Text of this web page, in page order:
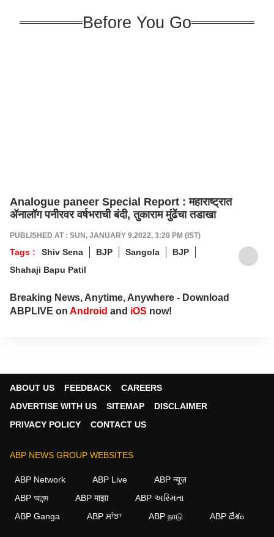
Before You Go
Analogue paneer Special Report : महाराष्ट्रात
ॲनालॉग पनीरवर वर्षभराची बंदी, तुकाराम मुंढेंचा तडाखा
PUBLISHED AT : SUN, JANUARY 9,2022, 3:20 PM (IST)
Tags : Shiv Sena BJP Sangola
BJP
Shahaji Bapu Patil
Breaking News, Anytime, Anywhere - Download
ABPLIVE on Android and iOS now!
ABOUT US FEEDBACK
CAREERS
ADVERTISE WITH US
SITEMAP
DISCLAIMER
PRIVACY POLICY
CONTACT US
ABP NEWS GROUP WEBSITES
ABP Network ABP Live
ABP न्यूज़
ABP আনন্দ
ABP माझा
ABP અસ્મિતા
ABP Ganga
ABP ਸਾਂਝਾ ABP நாடு ABP దేశం